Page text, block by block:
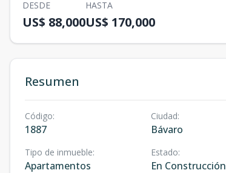
DESDE
US$ 88,000
HASTA
US$ 170,000
Resumen
Código:
1887
Ciudad:
Bávaro
Tipo de inmueble:
Apartamentos
Estado:
En Construcción